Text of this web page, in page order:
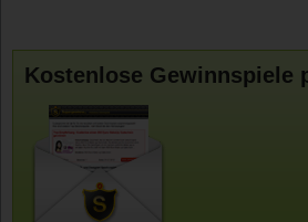
Kostenlose Gewinnspiele